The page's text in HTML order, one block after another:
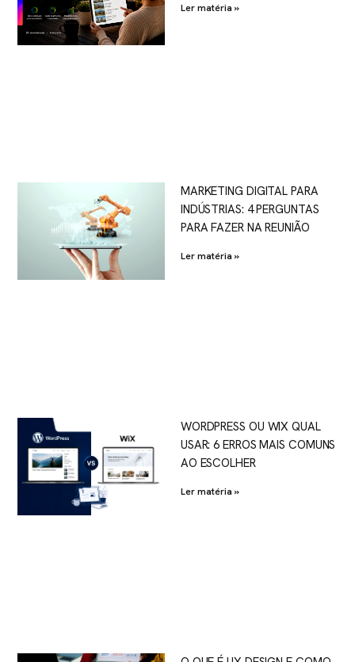
Ler matéria »
MARKETING DIGITAL PARA
INDÚSTRIAS: 4 PERGUNTAS
PARA FAZER NA REUNIÃO
Ler matéria »
WORDPRESS OU WIX QUAL
USAR: 6 ERROS MAIS COMUNS
AO ESCOLHER
Ler matéria »